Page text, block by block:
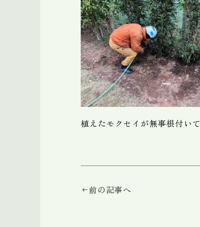
植えたモクセイが無事根付い
前の記事へ